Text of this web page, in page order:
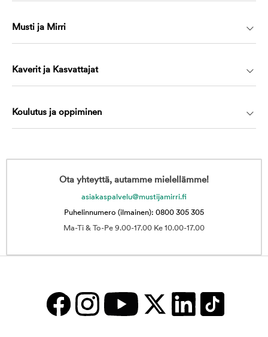
Musti ja Mirri
Kaverit ja Kasvattajat
Koulutus ja oppiminen
Ota yhteyttä, autamme mielellämme!
asiakaspalvelu@mustijamirri.fi
Puhelinnumero (ilmainen): 0800 305 305
Ma-Ti & To-Pe 9.00-17.00 Ke 10.00-17.00